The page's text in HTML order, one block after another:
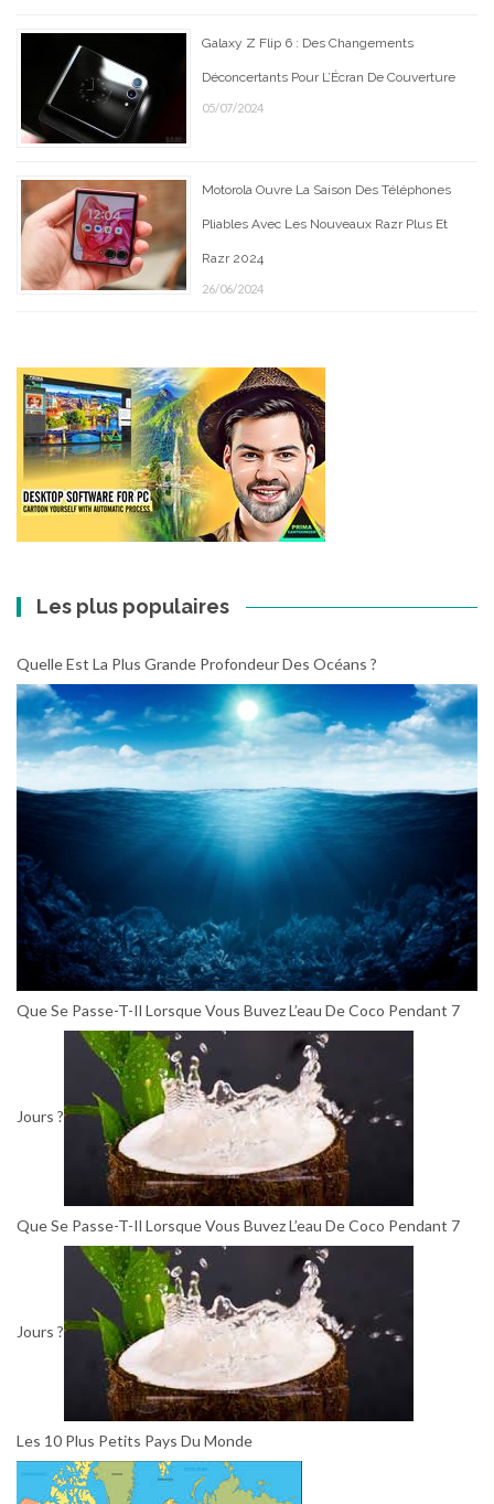
Galaxy Z Flip 6 : Des Changements
Déconcertants Pour L’Écran De Couverture
05/07/2024
Motorola Ouvre La Saison Des Téléphones
Pliables Avec Les Nouveaux Razr Plus Et
Razr 2024
26/06/2024
Les plus populaires
Quelle Est La Plus Grande Profondeur Des Océans ?
Que Se Passe-T-Il Lorsque Vous Buvez L’eau De Coco Pendant 7
Jours ?
Que Se Passe-T-Il Lorsque Vous Buvez L’eau De Coco Pendant 7
Jours ?
Les 10 Plus Petits Pays Du Monde